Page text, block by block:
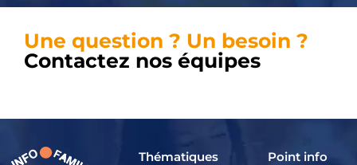
Une question ? Un besoin ?
Contactez nos équipes
Thématiques
Point info